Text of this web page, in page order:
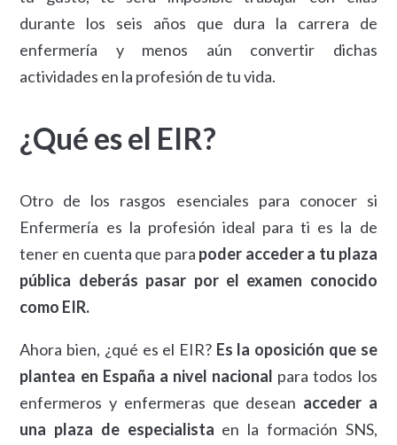
durante los seis años que dura la carrera de
enfermería y menos aún convertir dichas
actividades en la profesión de tu vida.
¿Qué es el EIR?
Otro de los rasgos esenciales para conocer si
Enfermería es la profesión ideal para ti es la de
tener en cuenta que para poder acceder a tu plaza
pública deberás pasar por el examen conocido
como EIR.
Ahora bien, ¿qué es el EIR? Es la oposición que se
plantea en España a nivel nacional para todos los
enfermeros y enfermeras que desean acceder a
una plaza de especialista en la formación SNS,